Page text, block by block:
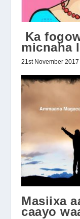
Ka
micnaha
21st November 2017
Masiixa
caayo